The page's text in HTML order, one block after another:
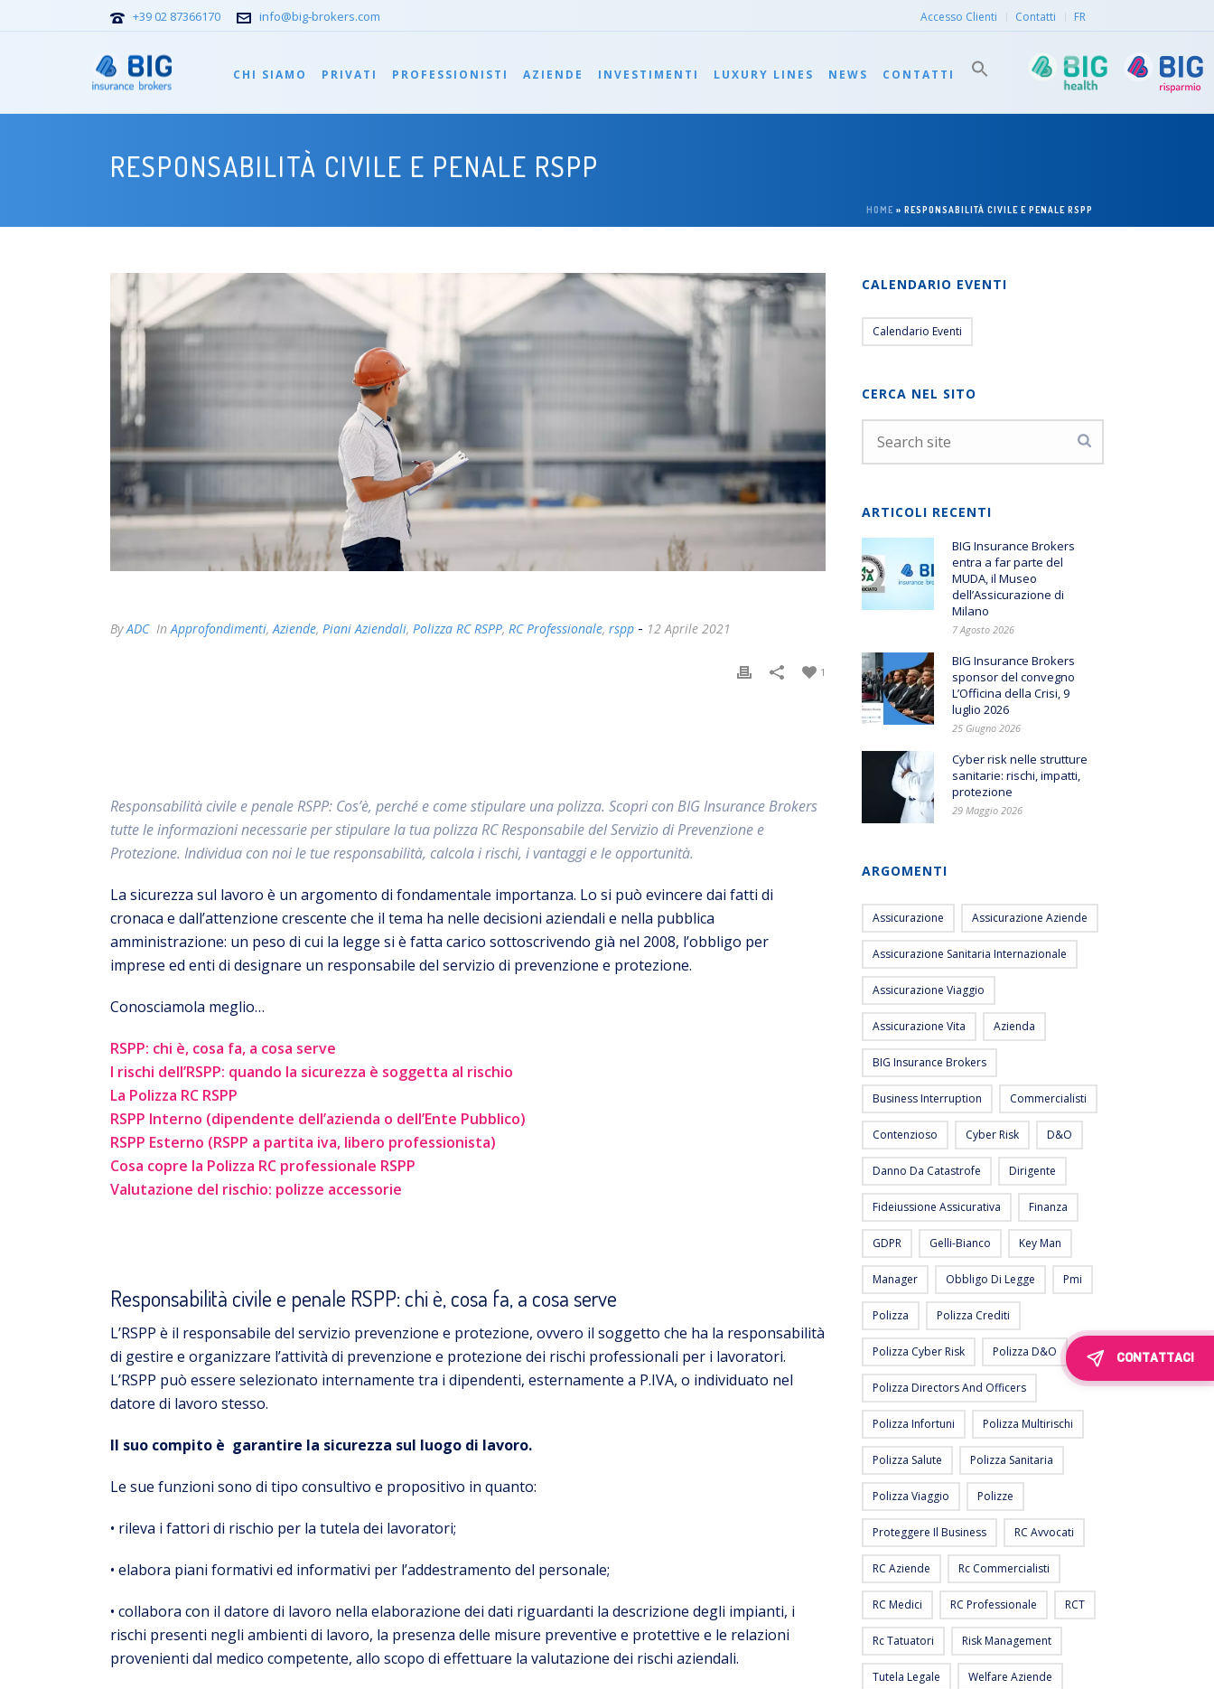
Accesso Clienti Contatti FR
+39 02 87366170 info@big-brokers.com
CHI SIAMO PRIVATI PROFESSIONISTI AZIENDE INVESTIMENTI LUXURY LINES NEWS CONTATTI
RESPONSABILITÀ CIVILE E PENALE RSPP
HOME » RESPONSABILITÀ CIVILE E PENALE RSPP
ByADC InApprofondimenti,Aziende, Piani Aziendali, Polizza RC RSPP, RC Professionale, rspp - 12 Aprile 2021
1
Responsabilità civile e penale RSPP: Cos’è, perché e come stipulare una polizza. Scopri con BIG Insurance Brokers
tutte le informazioni necessarie per stipulare la tua polizza RC Responsabile del Servizio di Prevenzione e
Protezione. Individua con noi le tue responsabilità, calcola i rischi, i vantaggi e le opportunità.
La sicurezza sul lavoro è un argomento di fondamentale importanza. Lo si può evincere dai fatti di
cronaca e dall’attenzione crescente che il tema ha nelle decisioni aziendali e nella pubblica
amministrazione: un peso di cui la legge si è fatta carico sottoscrivendo già nel 2008, l’obbligo per
imprese ed enti di designare un responsabile del servizio di prevenzione e protezione.
Conosciamola meglio…
RSPP: chi è, cosa fa, a cosa serve
I rischi dell’RSPP: quando la sicurezza è soggetta al rischio
La Polizza RC RSPP
RSPP Interno (dipendente dell’azienda o dell’Ente Pubblico)
RSPP Esterno (RSPP a partita iva, libero professionista)
Cosa copre la Polizza RC professionale RSPP
Valutazione del rischio: polizze accessorie
Responsabilità civile e penale RSPP: chi è, cosa fa, a cosa serve
L’RSPP è il responsabile del servizio prevenzione e protezione, ovvero il soggetto che ha la responsabilità
di gestire e organizzare l’attività di prevenzione e protezione dei rischi professionali per i lavoratori.
L’RSPP può essere selezionato internamente tra i dipendenti, esternamente a P.IVA, o individuato nel
datore di lavoro stesso.
Il suo compito è garantire la sicurezza sul luogo di lavoro.
Le sue funzioni sono di tipo consultivo e propositivo in quanto:
• rileva i fattori di rischio per la tutela dei lavoratori;
• elabora piani formativi ed informativi per l’addestramento del personale;
• collabora con il datore di lavoro nella elaborazione dei dati riguardanti la descrizione degli impianti, i
rischi presenti negli ambienti di lavoro, la presenza delle misure preventive e protettive e le relazioni
provenienti dal medico competente, allo scopo di effettuare la valutazione dei rischi aziendali.
CALENDARIO EVENTI
Calendario Eventi
CERCA NEL SITO
ARTICOLI RECENTI
BIG Insurance Brokers
entra a far parte del
MUDA, il Museo
dell’Assicurazione di
Milano
7 Agosto 2026
BIG Insurance Brokers
sponsor del convegno
L’Officina della Crisi, 9
luglio 2026
25 Giugno 2026
Cyber risk nelle strutture
sanitarie: rischi, impatti,
protezione
29 Maggio 2026
ARGOMENTI
Assicurazione Assicurazione Aziende
Assicurazione Sanitaria Internazionale
Assicurazione Viaggio
Assicurazione Vita Azienda
BIG Insurance Brokers
Business Interruption Commercialisti
Contenzioso Cyber Risk D&O
Danno Da Catastrofe Dirigente
Fideiussione Assicurativa Finanza
GDPR Gelli-Bianco Key Man
Manager Obbligo Di Legge Pmi
Polizza Polizza Crediti
Polizza Cyber Risk Polizza D&O
Polizza Directors And Officers
Polizza Infortuni Polizza Multirischi
Polizza Salute Polizza Sanitaria
Polizza Viaggio Polizze
Proteggere Il Business RC Avvocati
RC Aziende Rc Commercialisti
RC Medici RC Professionale RCT
Rc Tatuatori Risk Management
Tutela Legale Welfare Aziende
CONTATTACI